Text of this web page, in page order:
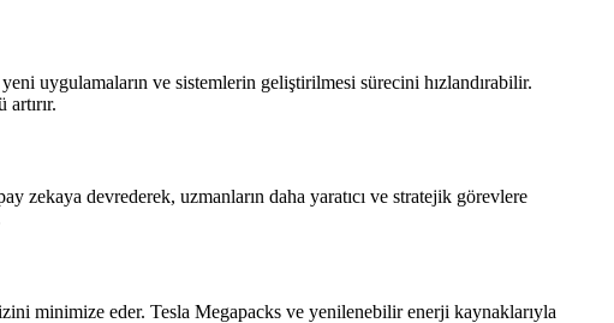
uygulamaların ve sistemlerin geliştirilmesi sürecini hızlandırabilir.
zekaya devrederek, uzmanların daha yaratıcı ve stratejik görevlere
minimize eder. Tesla Megapacks ve yenilenebilir enerji kaynaklarıyla